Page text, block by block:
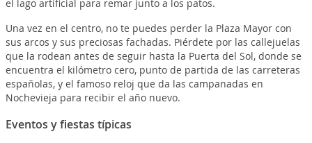
el lago artificial para remar junto a los patos.
Una vez en el centro, no te puedes perder la Plaza Mayor con
sus arcos y sus preciosas fachadas. Piérdete por las callejuelas
que la rodean antes de seguir hasta la Puerta del Sol, donde se
encuentra el kilómetro cero, punto de partida de las carreteras
españolas, y el famoso reloj que da las campanadas en
Nochevieja para recibir el año nuevo.
Eventos y fiestas típicas